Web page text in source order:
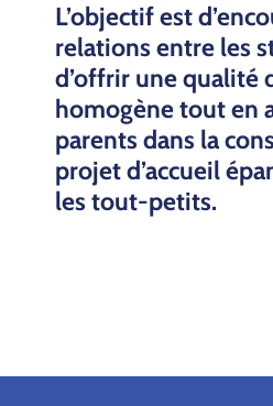
L’objectif est
relations entre les
d’offrir une qualité
homogène tout en
parents dans la
projet d’accueil
les tout-petits.